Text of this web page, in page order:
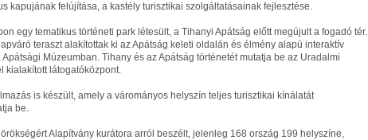
kapujának felújítása, a kastély turisztikai szolgáltatásainak fejlesztése.
egy tematikus történeti park létesült, a Tihanyi Apátság előtt megújult a fogadó tér.
teraszt alakítottak ki az Apátság keleti oldalán és élmény alapú interaktív
Múzeumban. Tihany és az Apátság történetét mutatja be az Uradalmi
kialakított látogatóközpont.
is készült, amely a várományos helyszín teljes turisztikai kínálatát
be.
Alapítvány kurátora arról beszélt, jelenleg 168 ország 199 helyszíne,